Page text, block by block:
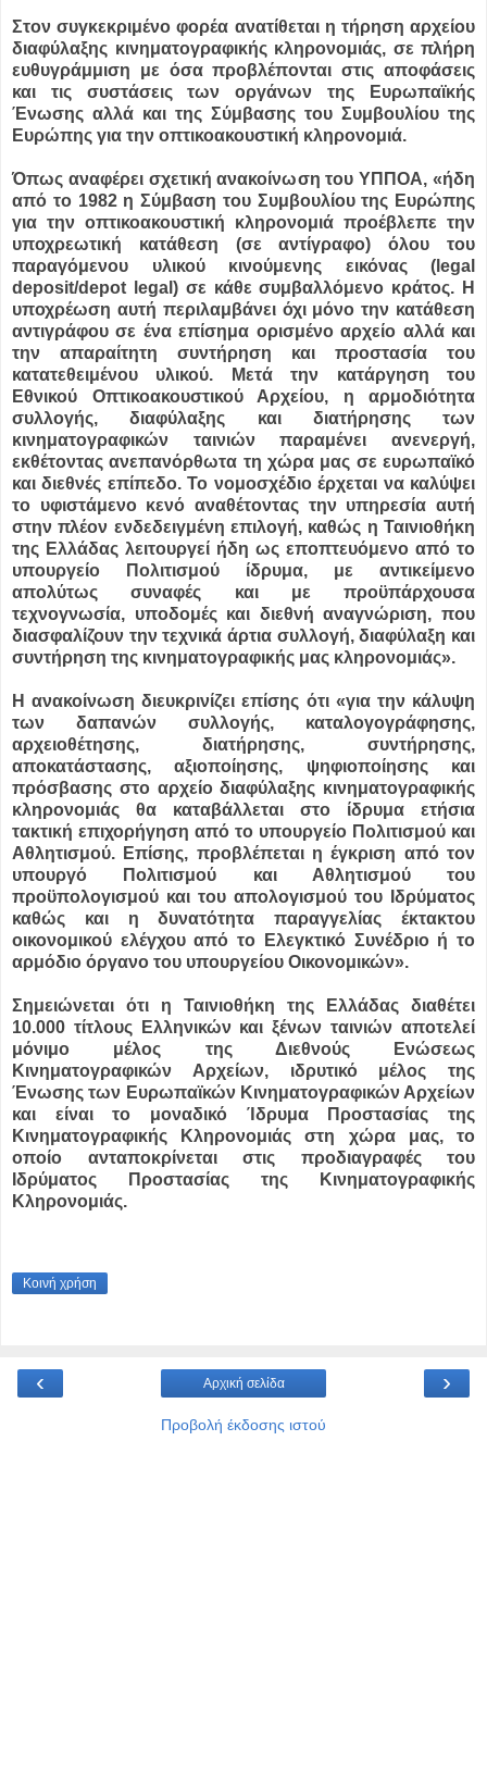
Στον συγκεκριμένο φορέα ανατίθεται η τήρηση αρχείου
διαφύλαξης κινηματογραφικής κληρονομιάς, σε πλήρη
ευθυγράμμιση με όσα προβλέπονται στις αποφάσεις
και τις συστάσεις των οργάνων της Ευρωπαϊκής
Ένωσης αλλά και της Σύμβασης του Συμβουλίου της
Ευρώπης για την οπτικοακουστική κληρονομιά.
Όπως αναφέρει σχετική ανακοίνωση του ΥΠΠΟΑ, «ήδη
από το 1982 η Σύμβαση του Συμβουλίου της Ευρώπης
για την οπτικοακουστική κληρονομιά προέβλεπε την
υποχρεωτική κατάθεση (σε αντίγραφο) όλου του
παραγόμενου υλικού κινούμενης εικόνας (legal
deposit/depot legal) σε κάθε συμβαλλόμενο κράτος. Η
υποχρέωση αυτή περιλαμβάνει όχι μόνο την κατάθεση
αντιγράφου σε ένα επίσημα ορισμένο αρχείο αλλά και
την απαραίτητη συντήρηση και προστασία του
κατατεθειμένου υλικού. Μετά την κατάργηση του
Εθνικού Οπτικοακουστικού Αρχείου, η αρμοδιότητα
συλλογής, διαφύλαξης και διατήρησης των
κινηματογραφικών ταινιών παραμένει ανενεργή,
εκθέτοντας ανεπανόρθωτα τη χώρα μας σε ευρωπαϊκό
και διεθνές επίπεδο. Το νομοσχέδιο έρχεται να καλύψει
το υφιστάμενο κενό αναθέτοντας την υπηρεσία αυτή
στην πλέον ενδεδειγμένη επιλογή, καθώς η Ταινιοθήκη
της Ελλάδας λειτουργεί ήδη ως εποπτευόμενο από το
υπουργείο Πολιτισμού ίδρυμα, με αντικείμενο
απολύτως συναφές και με προϋπάρχουσα
τεχνογνωσία, υποδομές και διεθνή αναγνώριση, που
διασφαλίζουν την τεχνικά άρτια συλλογή, διαφύλαξη και
συντήρηση της κινηματογραφικής μας κληρονομιάς».
Η ανακοίνωση διευκρινίζει επίσης ότι «για την κάλυψη
των δαπανών συλλογής, καταλογογράφησης,
αρχειοθέτησης, διατήρησης, συντήρησης,
αποκατάστασης, αξιοποίησης, ψηφιοποίησης και
πρόσβασης στο αρχείο διαφύλαξης κινηματογραφικής
κληρονομιάς θα καταβάλλεται στο ίδρυμα ετήσια
τακτική επιχορήγηση από το υπουργείο Πολιτισμού και
Αθλητισμού. Επίσης, προβλέπεται η έγκριση από τον
υπουργό Πολιτισμού και Αθλητισμού του
προϋπολογισμού και του απολογισμού του Ιδρύματος
καθώς και η δυνατότητα παραγγελίας έκτακτου
οικονομικού ελέγχου από το Ελεγκτικό Συνέδριο ή το
αρμόδιο όργανο του υπουργείου Οικονομικών».
Σημειώνεται ότι η Ταινιοθήκη της Ελλάδας διαθέτει
10.000 τίτλους Ελληνικών και ξένων ταινιών αποτελεί
μόνιμο μέλος της Διεθνούς Ενώσεως
Κινηματογραφικών Αρχείων, ιδρυτικό μέλος της
Ένωσης των Ευρωπαϊκών Κινηματογραφικών Αρχείων
και είναι το μοναδικό Ίδρυμα Προστασίας της
Κινηματογραφικής Κληρονομιάς στη χώρα μας, το
οποίο ανταποκρίνεται στις προδιαγραφές του
Ιδρύματος Προστασίας της Κινηματογραφικής
Κληρονομιάς.
Κοινή χρήση
‹ ›
Αρχική σελίδα
Προβολή έκδοσης ιστού